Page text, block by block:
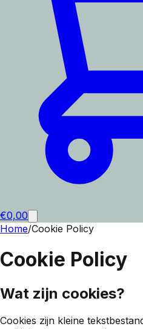
€0,00
Home/Cookie Policy
Cookie Policy
Wat zijn cookies?
Cookies zijn kleine